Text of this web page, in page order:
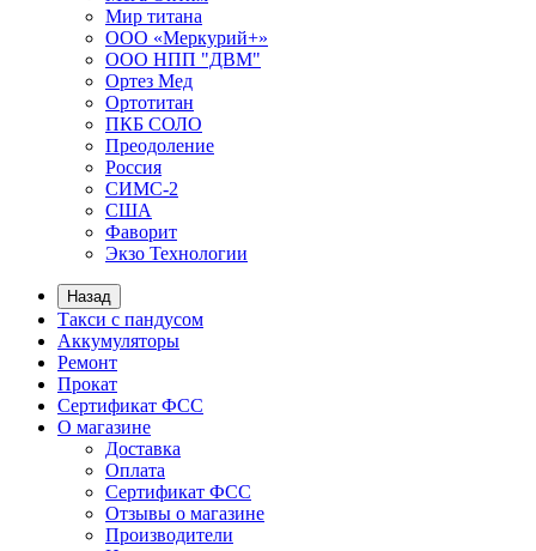
Мир титана
ООО «Меркурий+»
ООО НПП "ДВМ"
Ортез Мед
Ортотитан
ПКБ СОЛО
Преодоление
Россия
СИМС-2
США
Фаворит
Экзо Технологии
Назад
Такси с пандусом
Аккумуляторы
Ремонт
Прокат
Сертификат ФСС
О магазине
Доставка
Оплата
Сертификат ФСС
Отзывы о магазине
Производители